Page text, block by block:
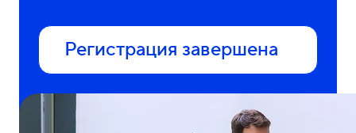
Регистрация завершена